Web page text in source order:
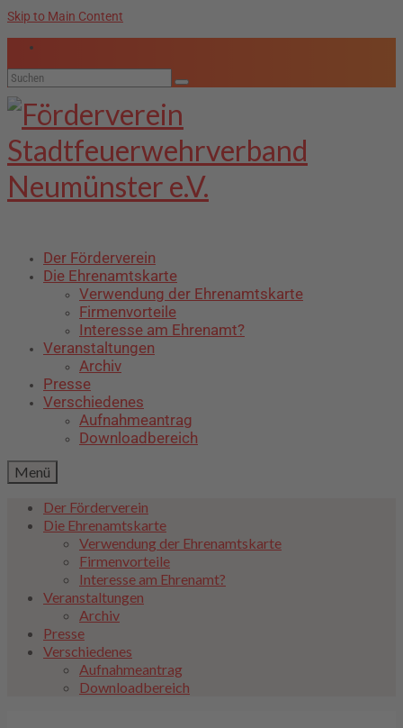
Skip to Main Content
Suche
nach:
Der Förderverein
Die Ehrenamtskarte
Verwendung der Ehrenamtskarte
Firmenvorteile
Interesse am Ehrenamt?
Veranstaltungen
Archiv
Presse
Verschiedenes
Aufnahmeantrag
Downloadbereich
Menü
Der Förderverein
Die Ehrenamtskarte
Verwendung der Ehrenamtskarte
Firmenvorteile
Interesse am Ehrenamt?
Veranstaltungen
Archiv
Presse
Verschiedenes
Aufnahmeantrag
Downloadbereich